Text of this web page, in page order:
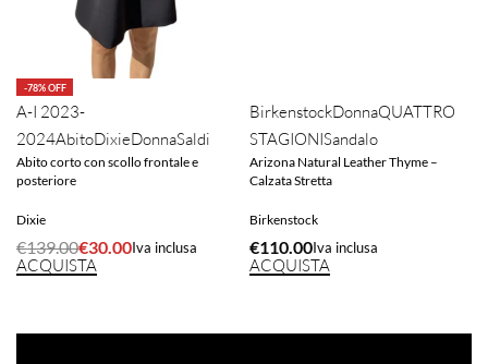
-78% OFF
A-I 2023-
2024AbitoDixieDonnaSaldi
Abito corto con scollo frontale e
posteriore
Dixie
€139.00€30.00Iva inclusa
ACQUISTA
BirkenstockDonnaQUATTRO
STAGIONISandalo
Arizona Natural Leather Thyme –
Calzata Stretta
Birkenstock
€110.00Iva inclusa
ACQUISTA